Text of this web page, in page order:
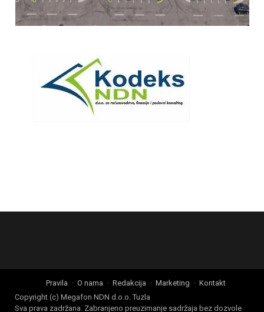
Pravila O nama Redakcija Marketing
Kontakt
Copyright (c) Megafon NDN d.o.o. Tuzla
Sva prava zadržana. Zabranjeno preuzimanje sadržaja bez dozvole